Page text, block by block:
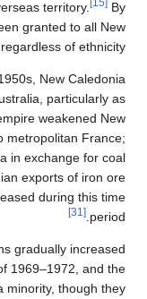
territory.
By
granted to all New
of ethnicity.
New Caledonia
particularly as
weakened New
metropolitan France;
in exchange for coal
exports of iron ore
during this time
period.
gradually increased
1969–1972, and the
minority, though they